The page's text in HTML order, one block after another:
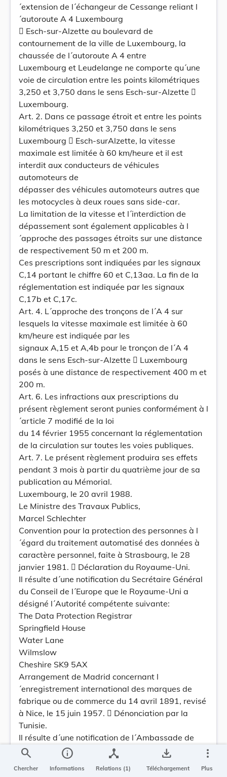
´extension de l´échangeur de Cessange reliant l
´autoroute A 4 Luxembourg
 Esch-sur-Alzette au boulevard de
contournement de la ville de Luxembourg, la
chaussée de l´autoroute A 4 entre
Luxembourg et Leudelange ne comporte qu´une
voie de circulation entre les points kilométriques
3,250 et 3,750 dans le sens Esch-sur-Alzette 
Luxembourg.
Art. 2. Dans ce passage étroit et entre les points
kilométriques 3,250 et 3,750 dans le sens
Luxembourg  Esch-surAlzette, la vitesse
maximale est limitée à 60 km/heure et il est
interdit aux conducteurs de véhicules
automoteurs de
dépasser des véhicules automoteurs autres que
les motocycles à deux roues sans side-car.
La limitation de la vitesse et l´interdiction de
dépassement sont également applicables à l
´approche des passages étroits sur une distance
de respectivement 50 m et 200 m.
Ces prescriptions sont indiquées par les signaux
C,14 portant le chiffre 60 et C,13aa. La fin de la
réglementation est indiquée par les signaux
C,17b et C,17c.
Art. 4. L´approche des tronçons de l´A 4 sur
lesquels la vitesse maximale est limitée à 60
km/heure est indiquée par les
signaux A,15 et A,4b pour le tronçon de l´A 4
dans le sens Esch-sur-Alzette  Luxembourg
posés à une distance de respectivement 400 m et
200 m.
Art. 6. Les infractions aux prescriptions du
présent règlement seront punies conformément à l
´article 7 modifié de la loi
du 14 février 1955 concernant la réglementation
de la circulation sur toutes les voies publiques.
Art. 7. Le présent règlement produira ses effets
pendant 3 mois à partir du quatrième jour de sa
publication au Mémorial.
Luxembourg, le 20 avril 1988.
Le Ministre des Travaux Publics,
Marcel Schlechter
Convention pour la protection des personnes à l
´égard du traitement automatisé des données à
caractère personnel, faite à Strasbourg, le 28
janvier 1981.  Déclaration du Royaume-Uni.
Il résulte d´une notification du Secrétaire Général
du Conseil de l´Europe que le Royaume-Uni a
désigné l´Autorité compétente suivante:
The Data Protection Registrar
Springfield House
Water Lane
Wilmslow
Cheshire SK9 5AX
Arrangement de Madrid concernant l
´enregistrement international des marques de
fabrique ou de commerce du 14 avril 1891, revisé
à Nice, le 15 juin 1957.  Dénonciation par la
Tunisie.
Il résulte d´une notification de l´Ambassade de
Suisse que par note du 8 avril 1987, enregistrée
le 9 avril 1987, la Tunisie a dénoncé l
´Arrangement revisé du 15 juin 1957.
search
Chercher
info
Informations
device_hub
Relations (1)
save_alt
Téléchargement
more_vert
Plus